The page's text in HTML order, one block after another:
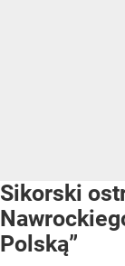
Sikorski
Polską”